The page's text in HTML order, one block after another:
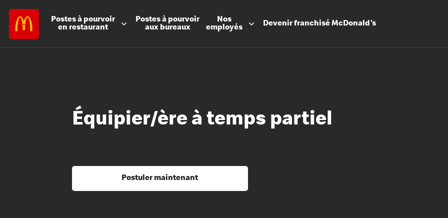
Postes à pourvoir
en restaurant
Postes à pourvoir
aux bureaux
Nos
employés
DevenirfranchiséMcDonald's
Les
Équipier/ère à temps partiel
Postuler maintenant